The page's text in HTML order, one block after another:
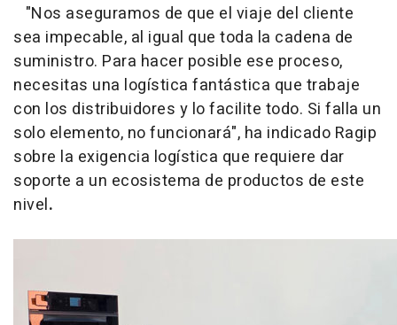
"Nos aseguramos de que el viaje del cliente
sea impecable, al igual que toda la cadena de
suministro. Para hacer posible ese proceso,
necesitas una logística fantástica que trabaje
con los distribuidores y lo facilite todo. Si falla un
solo elemento, no funcionará", ha indicado Ragip
sobre la exigencia logística que requiere dar
soporte a un ecosistema de productos de este
nivel.